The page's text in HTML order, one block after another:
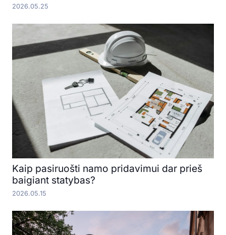
2026.05.25
Kaip pasiruošti namo pridavimui dar prieš
baigiant statybas?
2026.05.15